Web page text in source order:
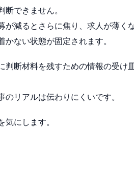
断できません。
減るとさらに焦り、求人が薄くな
ない状態が固定されます。
判断材料を残すための情報の受け
リアルは伝わりにくいです。
気にします。